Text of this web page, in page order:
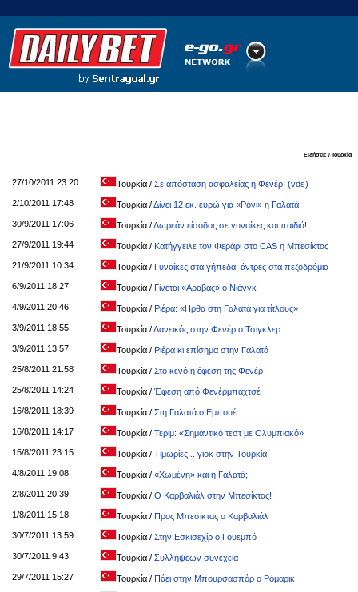
Ειδήσεις / Τουρκία
27/10/2011 23:20 Τουρκία / Σε απόσταση ασφαλείας η Φενέρ! (vds)
2/10/2011 17:48
Τουρκία /Δίνει 12 εκ. ευρώ για «Ρόνι» η Γαλατά!
30/9/2011 17:06
Τουρκία /Δωρεάν είσοδος σε γυναίκες και παιδιά!
27/9/2011 19:44
Τουρκία / Κατήγγειλε τον Φεράρι στο CAS η Μπεσίκτας
21/9/2011 10:34
Τουρκία / Γυναίκες στα γήπεδα, άντρες στα πεζοδρόμια
6/9/2011 18:27
Τουρκία / Γίνεται «Αραβας» ο Νιάνγκ
4/9/2011 20:46
Τουρκία / Ριέρα: «Ηρθα στη Γαλατά για τίτλους»
3/9/2011 18:55
Τουρκία /Δανεικός στην Φενέρ ο Τσίγκλερ
3/9/2011 13:57
Τουρκία / Ριέρα κι επίσημα στην Γαλατά
25/8/2011 21:58
Τουρκία / Στο κενό η έφεση της Φενέρ
25/8/2011 14:24
Τουρκία / Έφεση από Φενέρμπαχτσέ
16/8/2011 18:39
Τουρκία / Στη Γαλατά ο Εμπουέ
16/8/2011 14:17
Τουρκία / Τερίμ: «Σημαντικό τεστ με Ολυμπιακό»
15/8/2011 23:15
Τουρκία / Τιμωρίες... γιοκ στην Τουρκία
4/8/2011 19:08
Τουρκία / «Χωμένη» και η Γαλατά;
2/8/2011 20:39
Τουρκία / Ο Καρβαλιάλ στην Μπεσίκτας!
1/8/2011 15:18
Τουρκία / Προς Μπεσίκτας ο Καρβαλιάλ
30/7/2011 13:59
Τουρκία / Στην Εσκισεχίρ ο Γουεμπό
30/7/2011 9:43
Τουρκία / Συλλήψεων συνέχεια
29/7/2011 15:27
Τουρκία / Πάει στην Μπουρσασπόρ ο Ρόμαρικ